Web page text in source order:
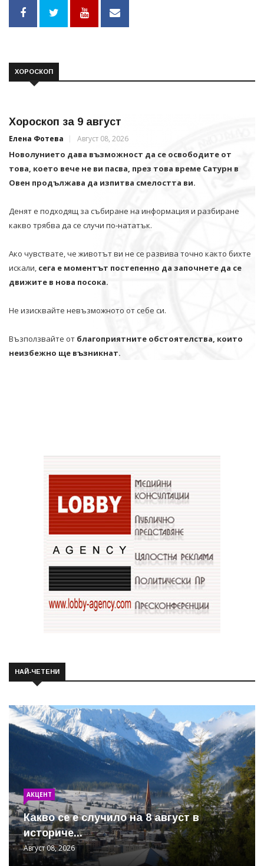
ХОРОСКОП
Хороскоп за 9 август
Елена Фотева Август 08, 2026
Новолунието дава възможност да се освободите от
това, което вече не ви пасва, през това време Сатурн в
Овен продължава да изпитва смелостта ви.
Денят е подходящ за събиране на информация и разбиране
какво трябва да се случи по-нататък.
Ако чувствате, че животът ви не се развива точно както бихте
искали, сега е моментът постепенно да започнете да се
движите в нова посока.
Не изисквайте невъзможното от себе си.
Възползвайте от благоприятните обстоятелства, които
неизбежно ще възникнат.
НАЙ-ЧЕТЕНИ
АКЦЕНТ
Какво се е случило на 8 август в
историче...
Август 08, 2026